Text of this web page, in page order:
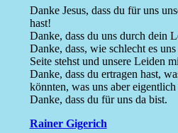
Danke Jesus, dass du für uns
hast!
Danke, dass du uns durch dein
Danke, dass, wie schlecht es
Seite stehst und unsere Leiden
Danke, dass du ertragen hast,
könnten, was uns aber
Danke, dass du für uns da bist.
Rainer Gigerich